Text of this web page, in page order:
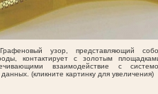
Графеновый узор, представляющий
контактирует с золотым
взаимодействие с
(кликните картинку для увеличения)